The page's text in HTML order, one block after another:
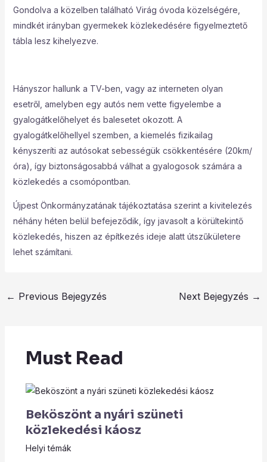
Gondolva a közelben található Virág óvoda közelségére,
mindkét irányban gyermekek közlekedésére figyelmeztető
tábla lesz kihelyezve.
Hányszor hallunk a TV-ben, vagy az interneten olyan
esetről, amelyben egy autós nem vette figyelembe a
gyalogátkelőhelyet és balesetet okozott. A
gyalogátkelőhellyel szemben, a kiemelés fizikailag
kényszeríti az autósokat sebességük csökkentésére (20km/
óra), így biztonságosabbá válhat a gyalogosok számára a
közlekedés a csomópontban.
Újpest Önkormányzatának tájékoztatása szerint a kivitelezés
néhány héten belül befejeződik, így javasolt a körültekintő
közlekedés, hiszen az építkezés ideje alatt útszűkületere
lehet számítani.
← Previous Bejegyzés Next Bejegyzés →
Must Read
Beköszönt a nyári szüneti
közlekedési káosz
Helyi témák